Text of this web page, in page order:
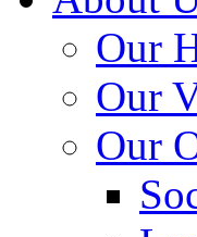
Our
Our
Our